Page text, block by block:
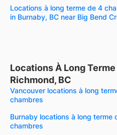
Locations à long terme de 4
in Burnaby, BC near Big Bend
Locations À Long
Richmond, BC
Vancouver locations à long
chambres
Burnaby locations à long terme
chambres